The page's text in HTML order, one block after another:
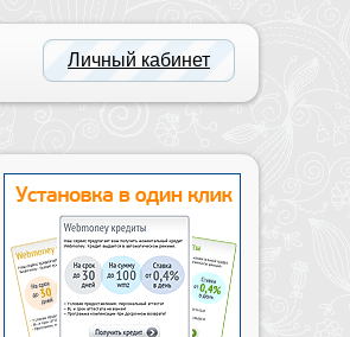
Личный кабинет